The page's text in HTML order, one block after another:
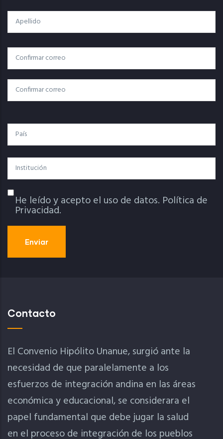
Apellido
Correo
Electrónico
Correo Electrónico
Confirmar Correo
País
Institución
Política De Privacidad
He leído y acepto el uso de datos. Política de
Privacidad.
Contacto
El Convenio Hipólito Unanue, surgió ante la
necesidad de que paralelamente a los
esfuerzos de integración andina en las áreas
económica y educacional, se considerara el
papel fundamental que debe jugar la salud
en el proceso de integración de los pueblos